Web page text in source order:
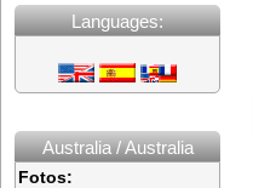
Languages:
Australia / Australia
Fotos: